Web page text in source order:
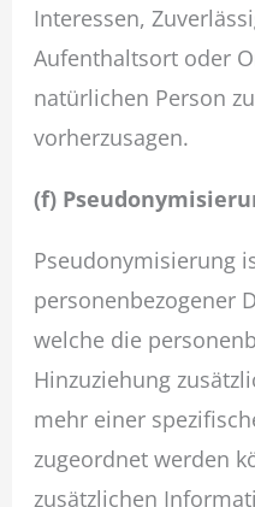
Interessen,
Aufenthaltsort oder
natürlichen Person
vorherzusagen.
(f)
Pseudonymisierung
personenbezogener
welche die
Hinzuziehung
mehr einer
zugeordnet werden
zusätzlichen